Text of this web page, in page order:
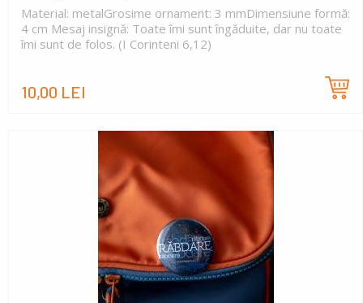
Material: metalGrosime ornament: 3 mmDimensiune formă:
4 cm Mesaj insignă: Toate îmi sunt îngăduite, dar nu toate
îmi sunt de folos. (I Corinteni 6,12)
10,00 LEI